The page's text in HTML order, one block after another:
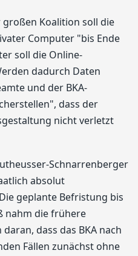
Koalition soll die
Computer "bis Ende
soll die Online-
dadurch Daten
und der BKA-
dass der
nicht verletzt
Schnarrenberger
absolut
geplante Befristung bis
nahm die frühere
dass das BKA nach
Fällen zunächst ohne